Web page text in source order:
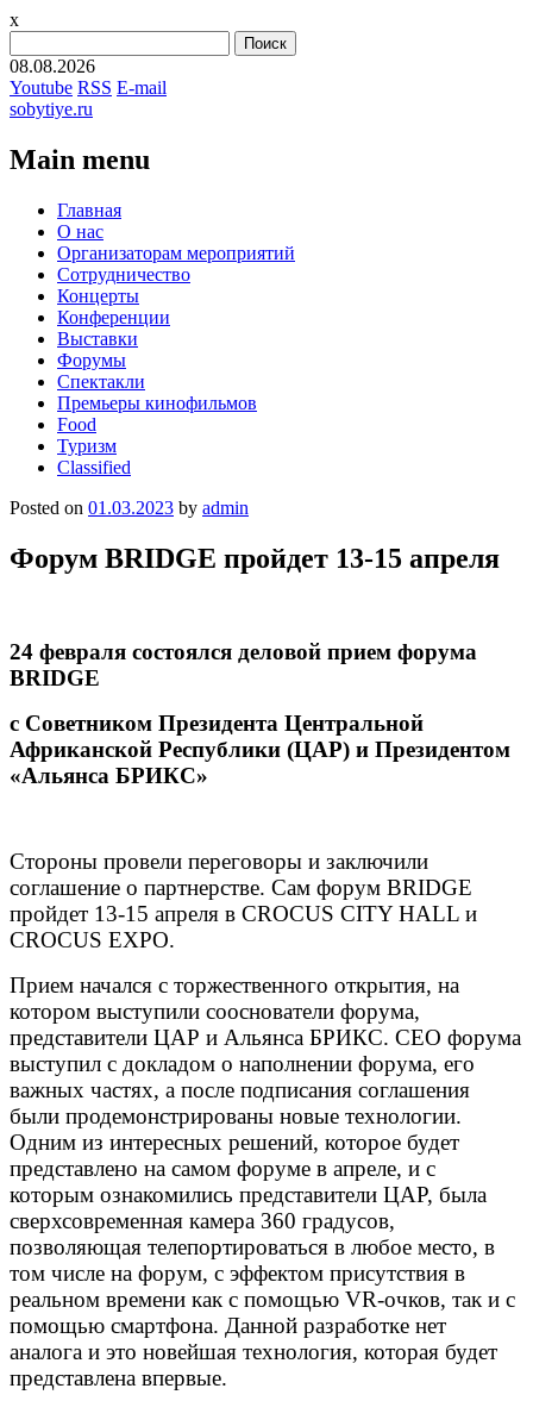
x
08.08.2026
Youtube RSS E-mail
sobytiye.ru
Main menu
Skip
content
Главная
О нас
Организаторам мероприятий
Сотрудничество
Концерты
Конференции
Выставки
Форумы
Спектакли
Премьеры кинофильмов
Food
Туризм
Сlassified
Posted on 01.03.2023 by admin
Форум BRIDGE пройдет 13-15 апреля
24 февраля состоялся деловой прием форума
BRIDGE
с Советником Президента Центральной
Африканской Республики (ЦАР) и Президентом
«Альянса БРИКС»
Стороны провели переговоры и заключили
соглашение о партнерстве. Сам форум BRIDGE
пройдет 13-15 апреля в CROCUS CITY HALL и
CROCUS EXPO.
Прием начался с торжественного открытия, на
котором выступили сооснователи форума,
представители ЦАР и Альянса БРИКС. СЕО форума
выступил с докладом о наполнении форума, его
важных частях, а после подписания соглашения
были продемонстрированы новые технологии.
Одним из интересных решений, которое будет
представлено на самом форуме в апреле, и с
которым ознакомились представители ЦАР, была
сверхсовременная камера 360 градусов,
позволяющая телепортироваться в любое место, в
том числе на форум, с эффектом присутствия в
реальном времени как с помощью VR-очков, так и с
помощью смартфона. Данной разработке нет
аналога и это новейшая технология, которая будет
представлена впервые.